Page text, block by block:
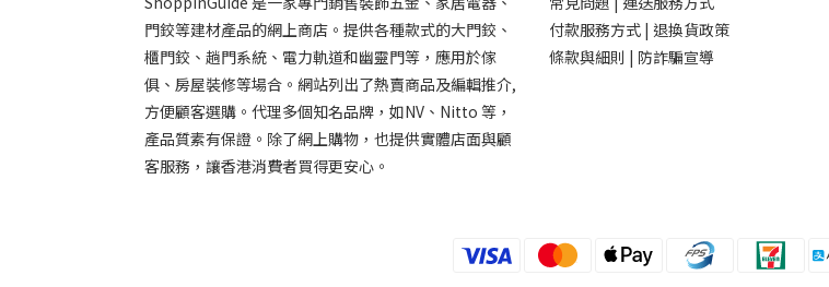
門鉸等建材產品的網上商店。提供各種款式的大門鉸、
櫃門鉸、趟門系統、電力軌道和幽靈門等，應用於傢
俱、房屋裝修等場合。網站列出了熱賣商品及編輯推介,
方便顧客選購。代理多個知名品牌，如NV、Nitto 等，
產品質素有保證。除了網上購物，也提供實體店面與顧
客服務，讓香港消費者買得更安心。
付款服務方式 | 退換貨政策
條款與細則 | 防詐騙宣導